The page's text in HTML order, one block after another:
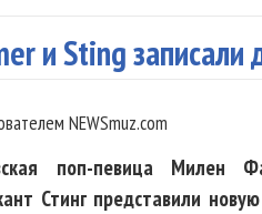
и Sting записали
NEWSmuz.com
поп-певица Милен
Стинг представили